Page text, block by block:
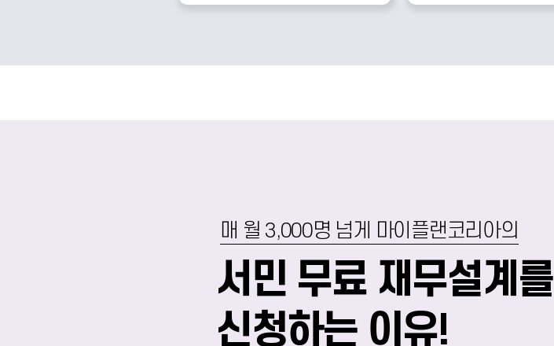
매 월 3,000명 넘게 마이플랜코리아의
서민 무료 재무설계를
신청하는 이유!